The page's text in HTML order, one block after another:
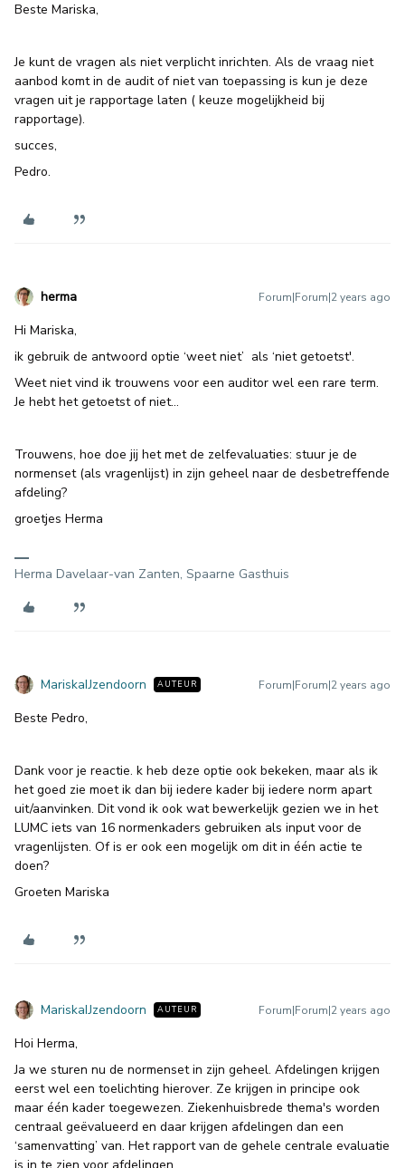
Beste Mariska,
Je kunt de vragen als niet verplicht inrichten. Als de vraag niet
aanbod komt in de audit of niet van toepassing is kun je deze
vragen uit je rapportage laten ( keuze mogelijkheid bij
rapportage).
succes,
Pedro.
herma Forum|Forum|2 years ago
Hi Mariska,
ik gebruik de antwoord optie ‘weet niet’ als ‘niet getoetst'.
Weet niet vind ik trouwens voor een auditor wel een rare term.
Je hebt het getoetst of niet…
Trouwens, hoe doe jij het met de zelfevaluaties: stuur je de
normenset (als vragenlijst) in zijn geheel naar de desbetreffende
afdeling?
groetjes Herma
Herma Davelaar-van Zanten, Spaarne Gasthuis
MariskaIJzendoorn AUTEUR Forum|Forum|2 years ago
Beste Pedro,
Dank voor je reactie. k heb deze optie ook bekeken, maar als ik
het goed zie moet ik dan bij iedere kader bij iedere norm apart
uit/aanvinken. Dit vond ik ook wat bewerkelijk gezien we in het
LUMC iets van 16 normenkaders gebruiken als input voor de
vragenlijsten. Of is er ook een mogelijk om dit in één actie te
doen?
Groeten Mariska
MariskaIJzendoorn AUTEUR Forum|Forum|2 years ago
Hoi Herma,
Ja we sturen nu de normenset in zijn geheel. Afdelingen krijgen
eerst wel een toelichting hierover. Ze krijgen in principe ook
maar één kader toegewezen. Ziekenhuisbrede thema's worden
centraal geëvalueerd en daar krijgen afdelingen dan een
‘samenvatting’ van. Het rapport van de gehele centrale evaluatie